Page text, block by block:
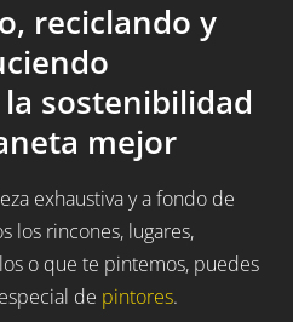
reciclando y
sostenibilidad
mejor
exhaustiva y a fondo de
los rincones, lugares,
o que te pintemos, puedes
de pintores.